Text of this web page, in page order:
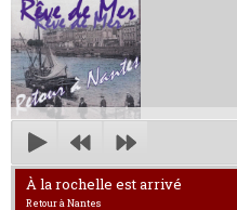
À la rochelle est arrivé
Retour à Nantes